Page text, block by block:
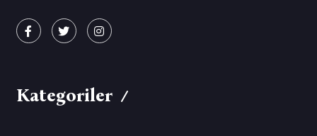
Kategoriler